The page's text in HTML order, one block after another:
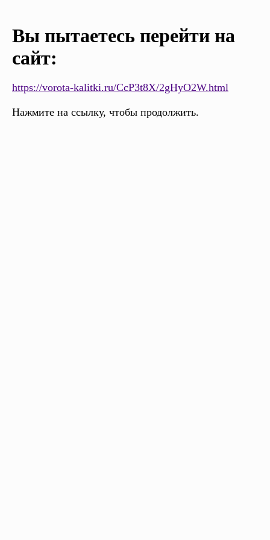
Вы пытаетесь перейти на
сайт:
https://vorota-kalitki.ru/CcP3t8X/2gHyO2W.html
Нажмите на ссылку, чтобы продолжить.